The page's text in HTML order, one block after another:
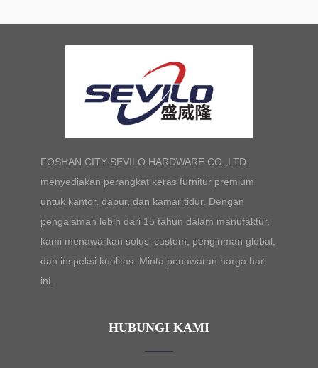
FOSHAN CITY SEVILO HARDWARE CO.,LTD.
menyediakan perangkat keras furnitur premium
untuk kantor, dapur, dan kamar tidur. Dengan
pengalaman lebih dari 15 tahun dalam manufaktur,
kami menawarkan solusi custom, pengiriman global,
dan inspeksi kualitas. Minta penawaran harga hari
ini.
HUBUNGI KAMI